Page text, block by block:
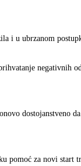
i u ubrzanom
negativnih
dostojanstveno
pomoć za novi start